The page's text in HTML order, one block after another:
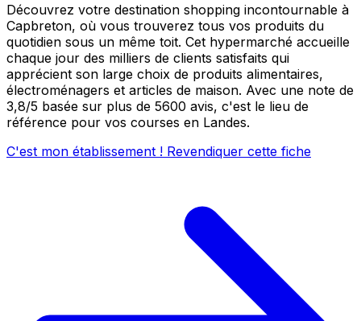
Découvrez votre destination shopping incontournable à
Capbreton, où vous trouverez tous vos produits du
quotidien sous un même toit. Cet hypermarché accueille
chaque jour des milliers de clients satisfaits qui
apprécient son large choix de produits alimentaires,
électroménagers et articles de maison. Avec une note de
3,8/5 basée sur plus de 5600 avis, c'est le lieu de
référence pour vos courses en Landes.
C'est mon établissement ! Revendiquer cette fiche